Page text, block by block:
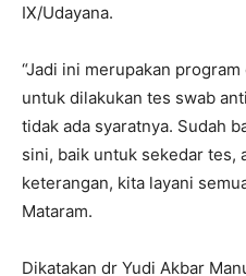
IX/Udayana.
“Jadi ini merupakan
untuk dilakukan tes swab
tidak ada syaratnya. Sudah
sini, baik untuk sekedar tes,
keterangan, kita layani
Mataram.
Dikatakan dr Yudi Akbar